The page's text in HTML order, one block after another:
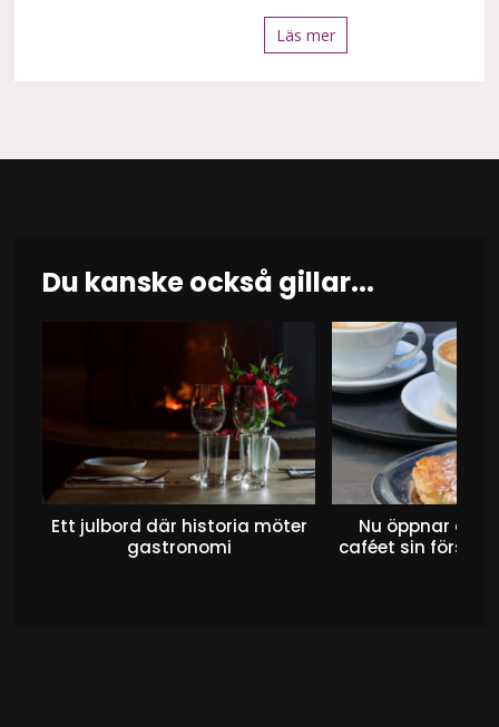
Läs mer
Du kanske också gillar...
Ett julbord där historia möter
gastronomi
Nu öppnar det
caféet sin första